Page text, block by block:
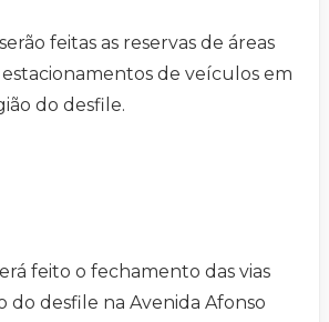
feitas as reservas de áreas
de veículos em
do desfile.
feito o fechamento das vias
do desfile na Avenida Afonso